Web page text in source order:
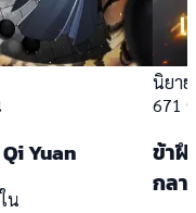
Yuan
น
นิยาย
671
ข้าฝึ
กลา